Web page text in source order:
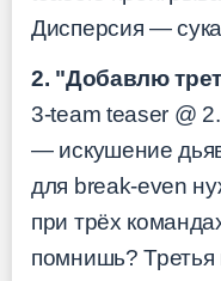
Дисперсия —
2. "Добавлю
3-team teaser @
— искушение
для break-even
при трёх
помнишь? Третья